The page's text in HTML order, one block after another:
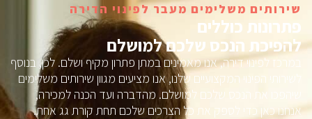
שירותים משלימים מעבר לפינוי הדירה
פתרונות כוללים
להפיכת הנכס שלכם למושלם
במרכז לפינוי דירה, אנו מאמינים במתן פתרון מקיף ושלם. לכן, בנוסף
לשירותי הפינוי המקצועיים שלנו, אנו מציעים מגוון שירותים משלימים
שיהפכו את הנכס שלכם למושלם. מהדברה ועד הכנה למכירה,
אנחנו כאן כדי לספק את כל הצרכים שלכם תחת קורת גג אחת.